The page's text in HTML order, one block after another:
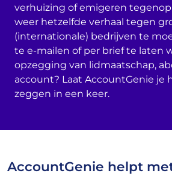
verhuizing of emigeren
weer hetzelfde verhaal tegen
(internationale) bedrijven te
te e-mailen of per brief te laten
opzegging van lidmaatschap,
account? Laat AccountGenie je
zeggen in een keer.
AccountGenie helpt